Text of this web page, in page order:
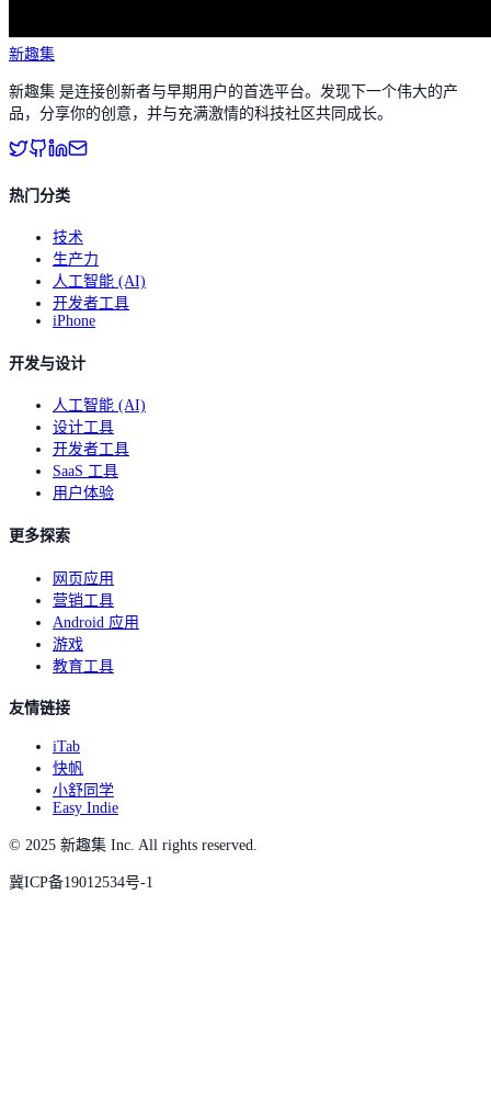
新趣集
新趣集 是连接创新者与早期用户的首选平台。发现下一个伟大的产
品，分享你的创意，并与充满激情的科技社区共同成长。
热门分类
技术
生产力
人工智能 (AI)
开发者工具
iPhone
开发与设计
人工智能 (AI)
设计工具
开发者工具
SaaS 工具
用户体验
更多探索
网页应用
营销工具
Android 应用
游戏
教育工具
友情链接
iTab
快帆
小舒同学
Easy Indie
© 2025 新趣集 Inc. All rights reserved.
冀ICP备19012534号-1